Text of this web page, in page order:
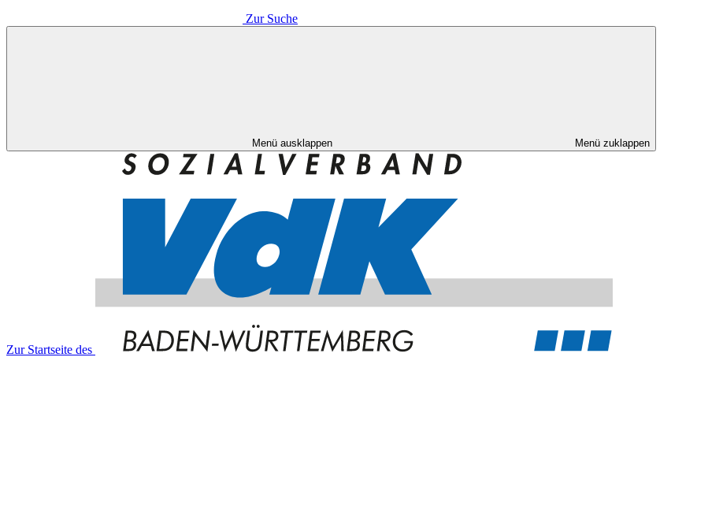
Zur Suche
Menü ausklappen Menü zuklappen
Zur Startseite des